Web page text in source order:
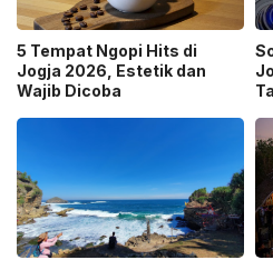
5 Tempat Ngopi Hits di
Jogja 2026, Estetik dan
Wajib Dicoba